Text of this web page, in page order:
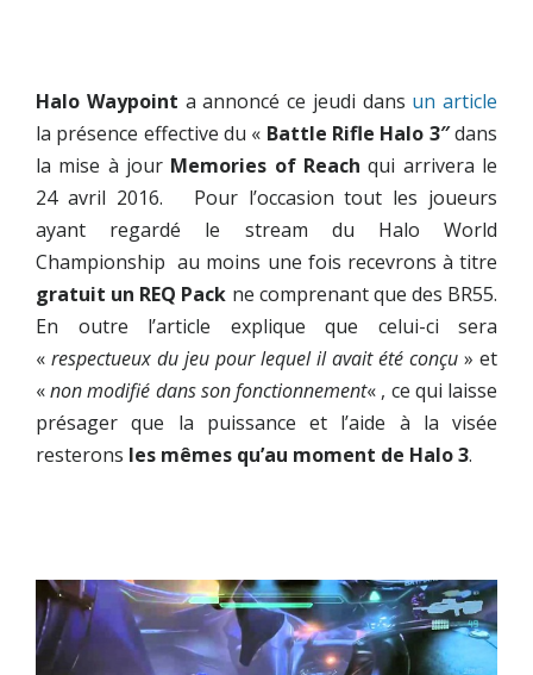
Halo Waypoint a annoncé ce jeudi dans un article
la présence effective du « Battle Rifle Halo 3″dans
la mise à jour Memories of Reach qui arrivera le
24 avril 2016. Pour l’occasion tout les joueurs
ayant regardé le stream du Halo World
Championship au moins une fois recevrons à titre
gratuit un REQ Pack ne comprenant que des BR55.
En outre l’article explique que celui-ci sera
« respectueux du jeu pour lequel il avait été conçu » et
«non modifié dans son fonctionnement« , ce qui laisse
présager que la puissance et l’aide à la visée
resterons les mêmes qu’au moment de Halo 3.